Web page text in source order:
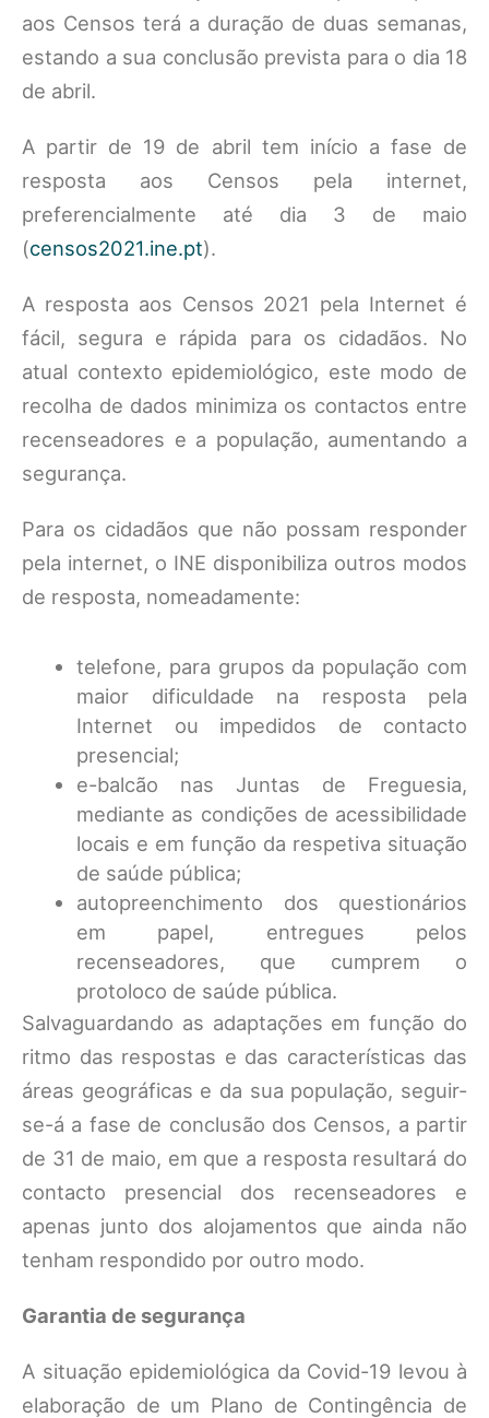
aos Censos terá a duração de duas semanas,
estando a sua conclusão prevista para o dia 18
de abril.
A partir de 19 de abril tem início a fase de
resposta aos Censos pela internet,
preferencialmente até dia 3 de maio
(censos2021.ine.pt).
A resposta aos Censos 2021 pela Internet é
fácil, segura e rápida para os cidadãos. No
atual contexto epidemiológico, este modo de
recolha de dados minimiza os contactos entre
recenseadores e a população, aumentando a
segurança.
Para os cidadãos que não possam responder
pela internet, o INE disponibiliza outros modos
de resposta, nomeadamente:
telefone, para grupos da população com
maior dificuldade na resposta pela
Internet ou impedidos de contacto
presencial;
e-balcão nas Juntas de Freguesia,
mediante as condições de acessibilidade
locais e em função da respetiva situação
de saúde pública;
autopreenchimento dos questionários
em papel, entregues pelos
recenseadores, que cumprem o
protoloco de saúde pública.
Salvaguardando as adaptações em função do
ritmo das respostas e das características das
áreas geográficas e da sua população, seguir-
se-á a fase de conclusão dos Censos, a partir
de 31 de maio, em que a resposta resultará do
contacto presencial dos recenseadores e
apenas junto dos alojamentos que ainda não
tenham respondido por outro modo.
Garantia de segurança
A situação epidemiológica da Covid-19 levou à
elaboração de um Plano de Contingência de